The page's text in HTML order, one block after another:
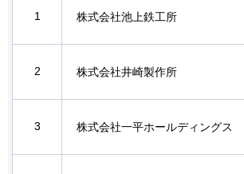
1 株式会社池上鉄工所
2 株式会社井崎製作所
3 株式会社一平ホールディングス